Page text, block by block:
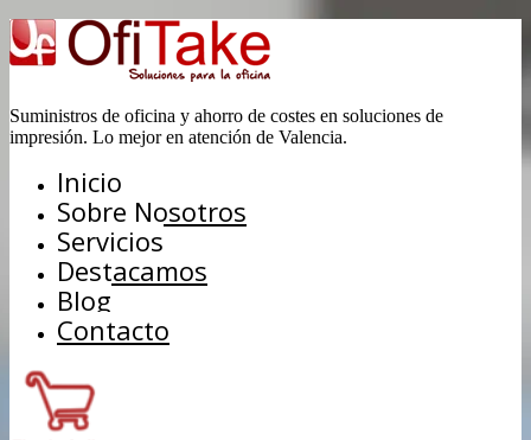
Suministros de oficina y ahorro de costes en soluciones de
impresión. Lo mejor en atención de Valencia.
Inicio
Sobre Nosotros
Servicios
Destacamos
Blog
Contacto